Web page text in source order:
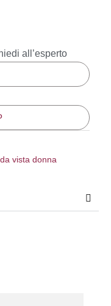
all’esperto
vista donna